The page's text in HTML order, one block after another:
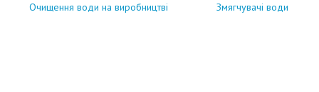
Очищення води на виробництві
Змягчувачі води